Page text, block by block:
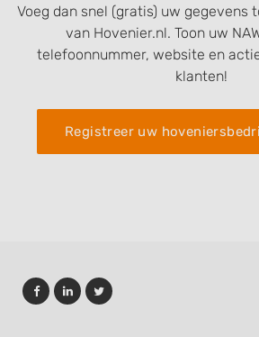
Voeg dan snel (gratis) uw gegevens
van Hovenier.nl. Toon uw
telefoonnummer, website en
klanten!
Registreer uw